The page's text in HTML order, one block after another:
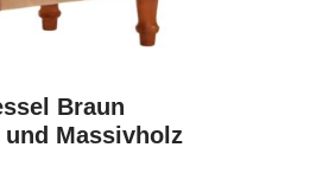
Braun
Massivholz